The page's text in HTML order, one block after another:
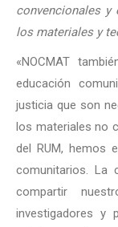
convencionales y
los materiales y
«NOCMAT
educación
justicia que son
los materiales no
del RUM, hemos
comunitarios. La
compartir
investigadores y